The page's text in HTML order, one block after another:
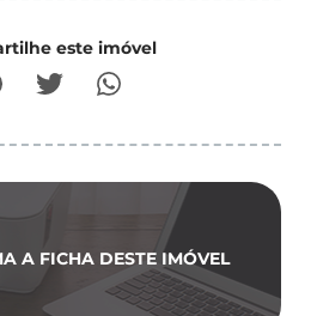
este imóvel
A FICHA DESTE IMÓVEL